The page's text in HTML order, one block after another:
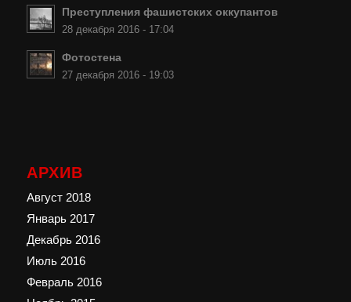
Преступления фашистских оккупантов
28 декабря 2016 - 17:04
Фотостена
27 декабря 2016 - 19:03
АРХИВ
Август 2018
Январь 2017
Декабрь 2016
Июль 2016
Февраль 2016